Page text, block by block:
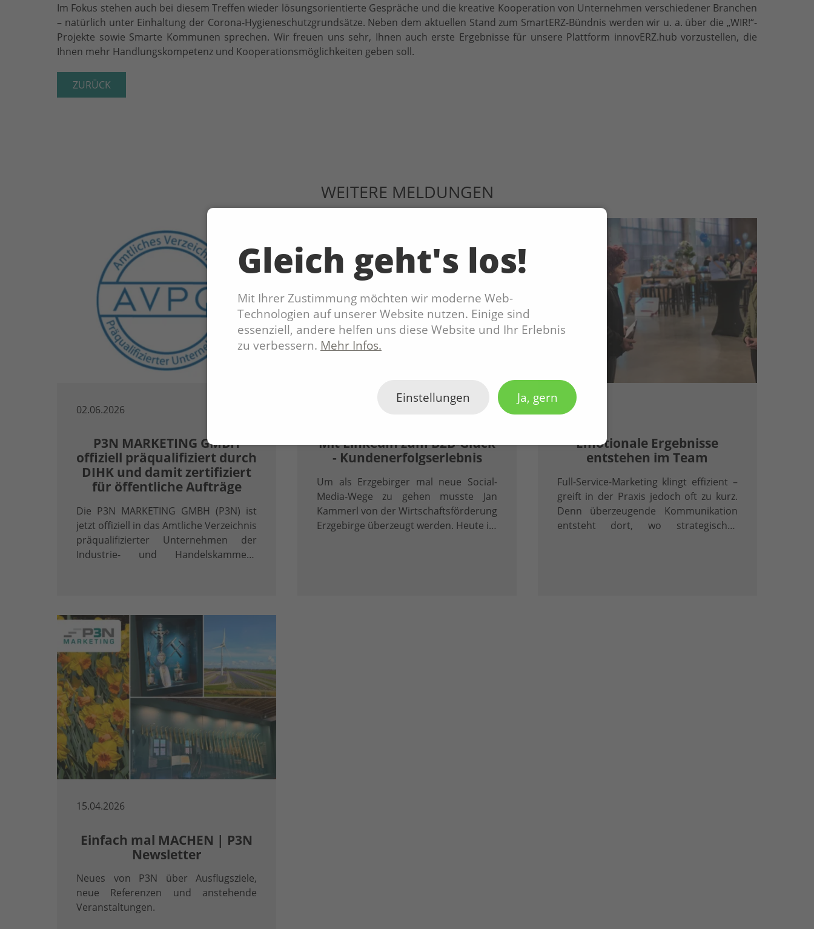
Im Fokus stehen auch bei diesem Treffen wieder lösungsorientierte Gespräche und die kreative Kooperation von Unternehmen verschiedener Branchen
– natürlich unter Einhaltung der Corona-Hygieneschutzgrundsätze. Neben dem aktuellen Stand zum SmartERZ-Bündnis werden wir u. a. über die „WIR!“-
Projekte sowie Smarte Kommunen sprechen. Wir freuen uns sehr, Ihnen auch erste Ergebnisse für unsere Plattform innovERZ.hub vorzustellen, die
Ihnen mehr Handlungskompetenz und Kooperationsmöglichkeiten geben soll.
ZURÜCK
WEITERE MELDUNGEN
02.06.2026
P3N MARKETING GMBH
offiziell präqualifiziert durch
DIHK und damit zertifiziert
für öffentliche Aufträge
Die P3N MARKETING GMBH (P3N) ist
jetzt offiziell in das Amtliche Verzeichnis
präqualifizierter Unternehmen der
Industrie- und Handelskammern
ein klares …
Mit LinkedIn zum B2B-Glück
- Kundenerfolgserlebnis
Um als Erzgebirger mal neue Social-
Media-Wege zu gehen musste Jan
Kammerl von der Wirtschaftsförderung
Erzgebirge überzeugt werden. Heute ist
20.04.2026
Emotionale Ergebnisse
entstehen im Team
Full-Service-Marketing klingt effizient –
greift in der Praxis jedoch oft zu kurz.
Denn überzeugende Kommunikation
entsteht dort, wo strategisches
15.04.2026
Einfach mal MACHEN | P3N
Newsletter
Neues von P3N über Ausflugsziele,
neue Referenzen und anstehende
Veranstaltungen.
Gleich geht's los!
Mit Ihrer Zustimmung möchten wir moderne Web-
Technologien auf unserer Website nutzen. Einige sind
essenziell, andere helfen uns diese Website und Ihr Erlebnis
zu verbessern. Mehr Infos.
Einstellungen Ja, gern